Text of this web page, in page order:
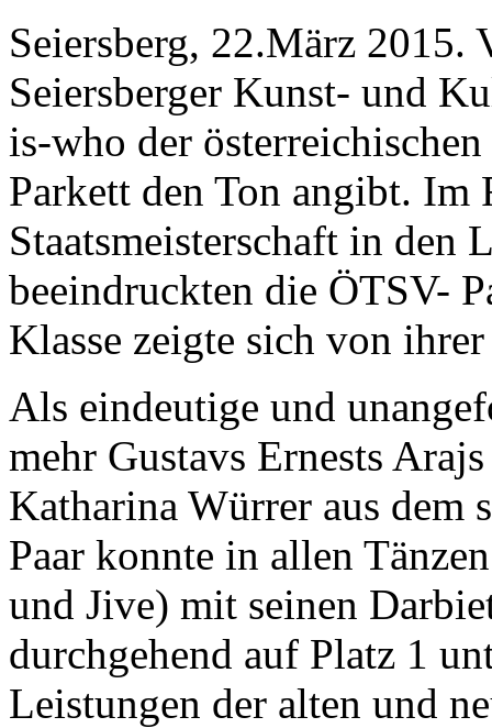
Seiersberg, 22.März 2015.
Seiersberger Kunst- und
is-who der
Parkett den Ton angibt. Im
Staatsmeisterschaft in den
beeindruckten die ÖTSV-
Klasse zeigte sich von ihrer
Als eindeutige und
mehr Gustavs Ernests
Katharina Würrer aus dem
Paar konnte in allen
und Jive) mit seinen
durchgehend auf Platz 1
Leistungen der alten und